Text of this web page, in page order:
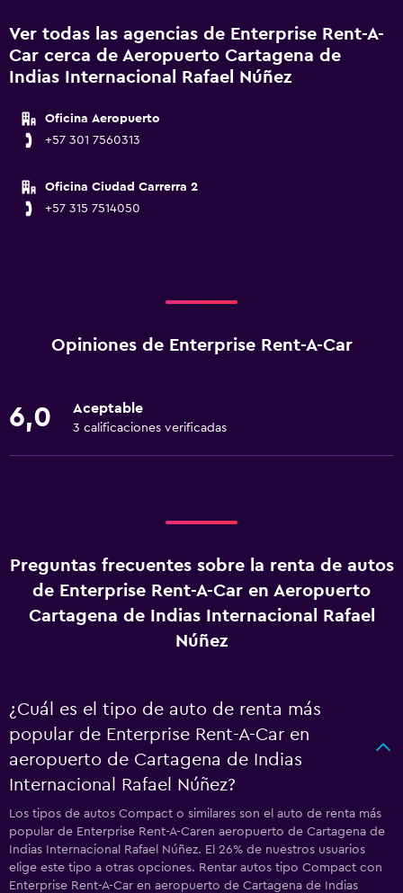
Ver todas las agencias de Enterprise Rent-A-
Car cerca de Aeropuerto Cartagena de
Indias Internacional Rafael Núñez
Oficina Aeropuerto
+57 301 7560313
Oficina Ciudad Carrerra 2
+57 315 7514050
Opiniones de Enterprise Rent-A-Car
6,0 Aceptable
3 calificaciones verificadas
Preguntas frecuentes sobre la renta de autos
de Enterprise Rent-A-Car en Aeropuerto
Cartagena de Indias Internacional Rafael
Núñez
¿Cuál es el tipo de auto de renta más
popular de Enterprise Rent-A-Car en
aeropuerto de Cartagena de Indias
Internacional Rafael Núñez?
Los tipos de autos Compact o similares son el auto de renta más
popular de Enterprise Rent-A-Caren aeropuerto de Cartagena de
Indias Internacional Rafael Núñez. El 26% de nuestros usuarios
elige este tipo a otras opciones. Rentar autos tipo Compact con
Enterprise Rent-A-Car en aeropuerto de Cartagena de Indias